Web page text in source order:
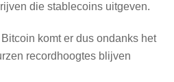
die stablecoins uitgeven.
komt er dus ondanks het
recordhoogtes blijven